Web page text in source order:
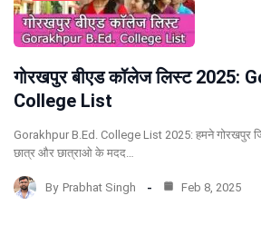
गोरखपुर बीएड कॉलेज लिस्ट 2025:
College List
Gorakhpur B.Ed. College List 2025: हमने
छात्र और छात्राओ के मदद…
By Prabhat Singh Feb 8, 2025